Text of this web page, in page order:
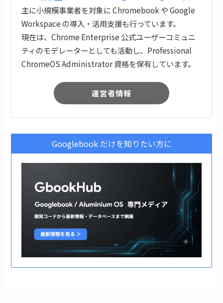
主に小規模事業者を対象に Chromebook や Google
Workspace の導入・活用支援も行っています。
現在は、Chrome Enterprise 公式ユーザーコミュニ
ティのモデレーターとしても活動し、Professional
ChromeOS Administrator 資格を保有しています。
運営者情報
Googlebook だけを知りたい方に